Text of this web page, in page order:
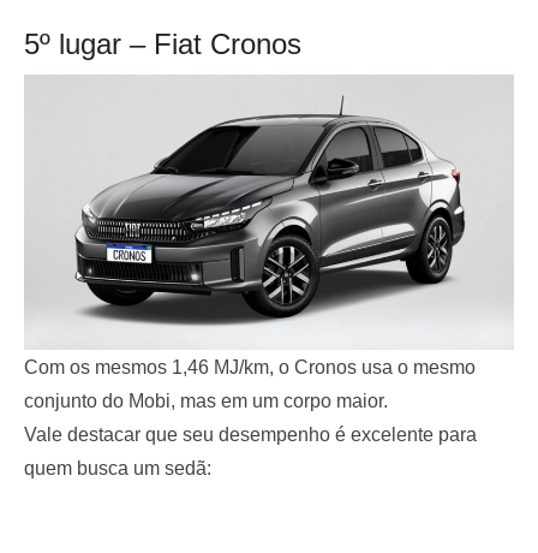
5º lugar – Fiat Cronos
Com os mesmos 1,46 MJ/km, o Cronos usa o mesmo
conjunto do Mobi, mas em um corpo maior.
Vale destacar que seu desempenho é excelente para
quem busca um sedã: